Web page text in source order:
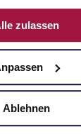
haben.
zulassen
Ablehnen
verfügbare